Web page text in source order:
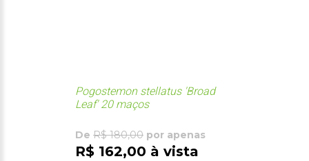
Pogostemon stellatus 'Broad
Leaf' 20 maços
De R$ 180,00 por apenas
R$ 162,00 à vista